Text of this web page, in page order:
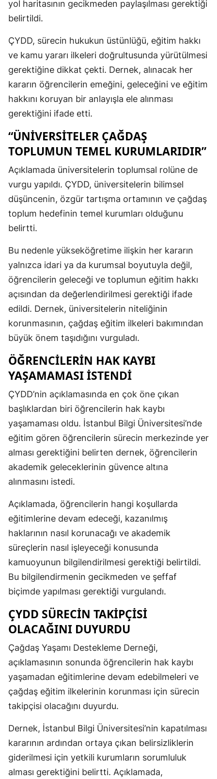
yol haritasının gecikmeden paylaşılması gerektiği
belirtildi.
ÇYDD, sürecin hukukun üstünlüğü, eğitim hakkı
ve kamu yararı ilkeleri doğrultusunda yürütülmesi
gerektiğine dikkat çekti. Dernek, alınacak her
kararın öğrencilerin emeğini, geleceğini ve eğitim
hakkını koruyan bir anlayışla ele alınması
gerektiğini ifade etti.
“ÜNIVERSITELER ÇAĞDAŞ
TOPLUMUN TEMEL KURUMLARIDIR”
Açıklamada üniversitelerin toplumsal rolüne de
vurgu yapıldı. ÇYDD, üniversitelerin bilimsel
düşüncenin, özgür tartışma ortamının ve çağdaş
toplum hedefinin temel kurumları olduğunu
belirtti.
Bu nedenle yükseköğretime ilişkin her kararın
yalnızca idari ya da kurumsal boyutuyla değil,
öğrencilerin geleceği ve toplumun eğitim hakkı
açısından da değerlendirilmesi gerektiği ifade
edildi. Dernek, üniversitelerin niteliğinin
korunmasının, çağdaş eğitim ilkeleri bakımından
büyük önem taşıdığını vurguladı.
ÖĞRENCILERIN HAK KAYBI
YAŞAMAMASI ISTENDI
ÇYDD’nin açıklamasında en çok öne çıkan
başlıklardan biri öğrencilerin hak kaybı
yaşamaması oldu. İstanbul Bilgi Üniversitesi’nde
eğitim gören öğrencilerin sürecin merkezinde yer
alması gerektiğini belirten dernek, öğrencilerin
akademik geleceklerinin güvence altına
alınmasını istedi.
Açıklamada, öğrencilerin hangi koşullarda
eğitimlerine devam edeceği, kazanılmış
haklarının nasıl korunacağı ve akademik
süreçlerin nasıl işleyeceği konusunda
kamuoyunun bilgilendirilmesi gerektiği belirtildi.
Bu bilgilendirmenin gecikmeden ve şeffaf
biçimde yapılması gerektiği vurgulandı.
ÇYDD SÜRECIN TAKIPÇISI
OLACAĞINI DUYURDU
Çağdaş Yaşamı Destekleme Derneği,
açıklamasının sonunda öğrencilerin hak kaybı
yaşamadan eğitimlerine devam edebilmeleri ve
çağdaş eğitim ilkelerinin korunması için sürecin
takipçisi olacağını duyurdu.
Dernek, İstanbul Bilgi Üniversitesi’nin kapatılması
kararının ardından ortaya çıkan belirsizliklerin
giderilmesi için yetkili kurumların sorumluluk
alması gerektiğini belirtti. Açıklamada,